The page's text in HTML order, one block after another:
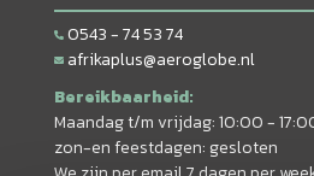
0543 - 74 53 74
afrikaplus@aeroglobe.nl
Bereikbaarheid:
Maandag t/m vrijdag: 10:00 -
zon-en feestdagen: gesloten